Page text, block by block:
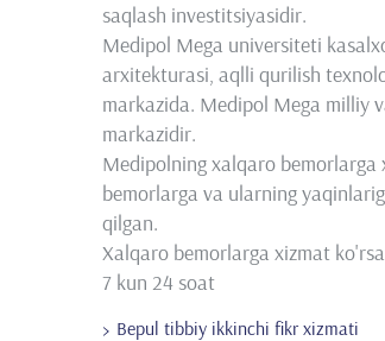
saqlash investitsiyasidir.
Medipol Mega universiteti
arxitekturasi, aqlli qurilish
markazida. Medipol Mega milliy
markazidir.
Medipolning xalqaro
bemorlarga va ularning
qilgan.
Xalqaro bemorlarga xizmat
7 kun 24 soat
Bepul tibbiy ikkinchi fikr xizmati